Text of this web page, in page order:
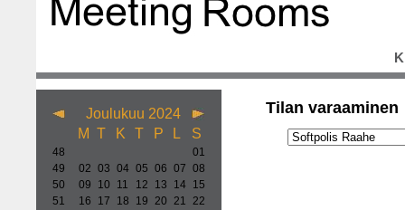
Joulukuu 2024
M T K T P L S
48
01
49
02 03 04 05 06 07 08
50
09 10 11 12 13 14 15
51
16 17 18 19 20 21 22
Tilan varaaminen